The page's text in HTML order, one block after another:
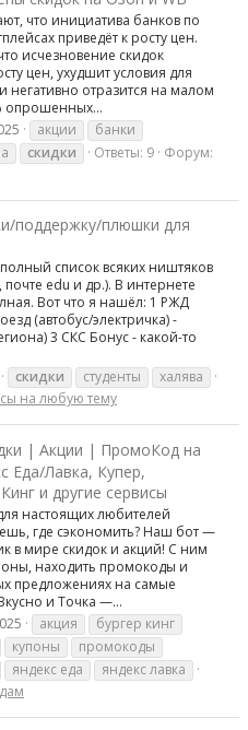
что инициатива банков по
приведёт к росту цен.
исчезновение скидок
цен, ухудшит условия для
негативно отразится на малом
опрошенных...
акции
банки
скидки Ответы: 9 Форум:
поддержку/плюшки для
список всяких ништяков
почте edu и др.). В интернете
Вот что я нашёл: 1 РЖД
(автобус/электричка) -
3 СКС Бонус - какой-то
скидки студенты
халява
на любую тему
| Акции | ПромоКод на
Еда/Лавка, Купер,
и другие сервисы
настоящих любителей
где сэкономить? Наш бот —
в мире скидок и акций! С ним
находить промокоды и
предложениях на самые
и Точка —...
акция
бургер кинг
купоны
промокоды
яндекс еда
яндекс лавка